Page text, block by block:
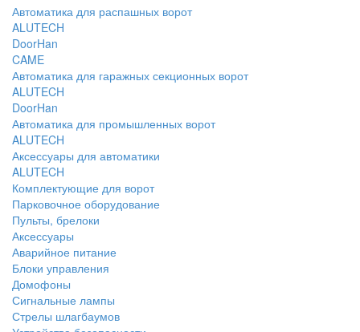
Автоматика для распашных ворот
ALUTECH
DoorHan
CAME
Автоматика для гаражных секционных ворот
ALUTECH
DoorHan
Автоматика для промышленных ворот
ALUTECH
Аксессуары для автоматики
ALUTECH
Комплектующие для ворот
Парковочное оборудование
Пульты, брелоки
Аксессуары
Аварийное питание
Блоки управления
Домофоны
Сигнальные лампы
Стрелы шлагбаумов